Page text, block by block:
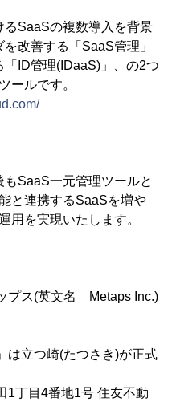
るSaaSの複数導入を背景
改善する「SaaS管理」
ID管理(IDaaS)」、の2つ
ールです。
もSaaS一元管理ツールと
と連携するSaaSを増や
用を実現いたします。
ス(英文名 Metaps Inc.)
(たつさき)が正式
目4番地1号 住友不動